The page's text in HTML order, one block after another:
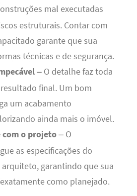
mal executadas
estruturais. Contar com
garante que sua
técnicas e de segurança.
– O detalhe faz toda
final. Um bom
um acabamento
ainda mais o imóvel.
com o projeto– O
as especificações do
garantindo que sua
como planejado.